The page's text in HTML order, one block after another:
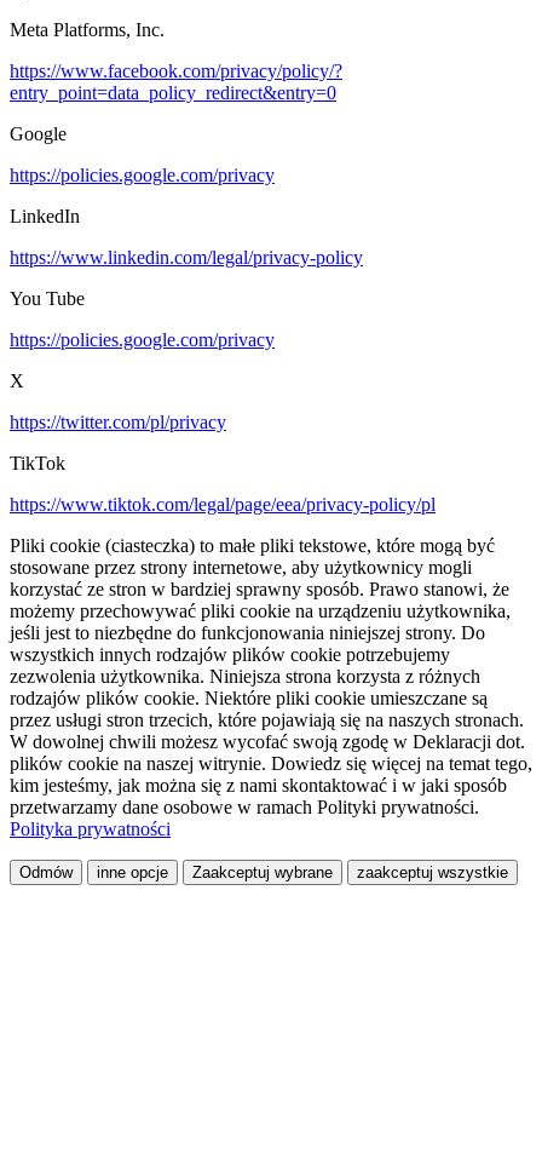
Meta Platforms, Inc.
https://www.facebook.com/privacy/policy/?
entry_point=data_policy_redirect&entry=0
Google
https://policies.google.com/privacy
LinkedIn
https://www.linkedin.com/legal/privacy-policy
You Tube
https://policies.google.com/privacy
X
https://twitter.com/pl/privacy
TikTok
https://www.tiktok.com/legal/page/eea/privacy-policy/pl
Pliki cookie (ciasteczka) to małe pliki tekstowe, które mogą być
stosowane przez strony internetowe, aby użytkownicy mogli
korzystać ze stron w bardziej sprawny sposób. Prawo stanowi, że
możemy przechowywać pliki cookie na urządzeniu użytkownika,
jeśli jest to niezbędne do funkcjonowania niniejszej strony. Do
wszystkich innych rodzajów plików cookie potrzebujemy
zezwolenia użytkownika. Niniejsza strona korzysta z różnych
rodzajów plików cookie. Niektóre pliki cookie umieszczane są
przez usługi stron trzecich, które pojawiają się na naszych stronach.
W dowolnej chwili możesz wycofać swoją zgodę w Deklaracji dot.
plików cookie na naszej witrynie. Dowiedz się więcej na temat tego,
kim jesteśmy, jak można się z nami skontaktować i w jaki sposób
przetwarzamy dane osobowe w ramach Polityki prywatności.
Polityka prywatności
Odmów inne opcje Zaakceptuj wybrane zaakceptuj wszystkie